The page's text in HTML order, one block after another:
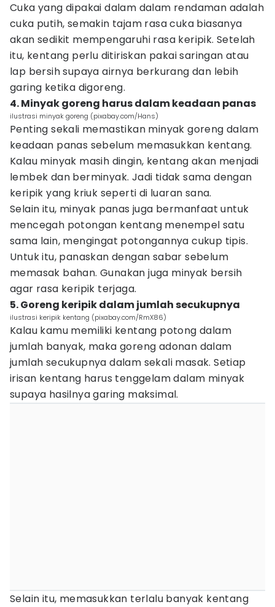
Cuka yang dipakai dalam dalam rendaman adalah
cuka putih, semakin tajam rasa cuka biasanya
akan sedikit mempengaruhi rasa keripik. Setelah
itu, kentang perlu ditiriskan pakai saringan atau
lap bersih supaya airnya berkurang dan lebih
garing ketika digoreng.
4. Minyak goreng harus dalam keadaan panas
ilustrasi minyak goreng (pixabay.com/Hans)
Penting sekali memastikan minyak goreng dalam
keadaan panas sebelum memasukkan kentang.
Kalau minyak masih dingin, kentang akan menjadi
lembek dan berminyak. Jadi tidak sama dengan
keripik yang kriuk seperti di luaran sana.
Selain itu, minyak panas juga bermanfaat untuk
mencegah potongan kentang menempel satu
sama lain, mengingat potongannya cukup tipis.
Untuk itu, panaskan dengan sabar sebelum
memasak bahan. Gunakan juga minyak bersih
agar rasa keripik terjaga.
5. Goreng keripik dalam jumlah secukupnya
ilustrasi keripik kentang (pixabay.com/RmX86)
Kalau kamu memiliki kentang potong dalam
jumlah banyak, maka goreng adonan dalam
jumlah secukupnya dalam sekali masak. Setiap
irisan kentang harus tenggelam dalam minyak
supaya hasilnya garing maksimal.
Selain itu, memasukkan terlalu banyak kentang